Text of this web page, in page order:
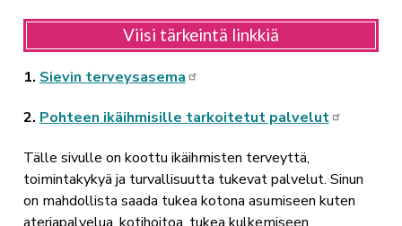
Viisi tärkeintä linkkiä
1.Sievin terveysasema
2. Pohteen ikäihmisille tarkoitetut palvelut
Tälle sivulle on koottu ikäihmisten terveyttä,
toimintakykyä ja turvallisuutta tukevat palvelut. Sinun
on mahdollista saada tukea kotona asumiseen kuten